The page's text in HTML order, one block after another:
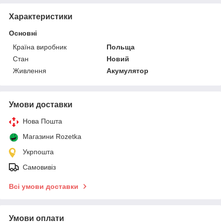
Характеристики
Основні
Країна виробник
Польща
Стан
Новий
Живлення
Акумулятор
Умови доставки
Нова Пошта
Магазини Rozetka
Укрпошта
Самовивіз
Всі умови доставки
Умови оплати